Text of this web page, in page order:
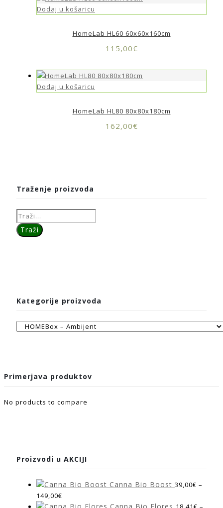
Dodaj u košaricu
HomeLab HL60 60x60x160cm
115,00€
Dodaj u košaricu
HomeLab HL80 80x80x180cm
162,00€
Traženje proizvoda
Kategorije proizvoda
Primerjava produktov
No products to compare
Proizvodi u AKCIJI
Canna Bio Boost 39,00€ –
149,00€